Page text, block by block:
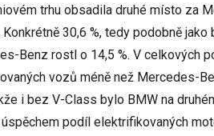
trhu obsadila druhé místo za
30,6 %, tedy podobně
Benz rostl o 14,5 %. V celkových
vozů méně než Mercedes-
i bez V-Class bylo BMW na
podíl elektrifikovaných